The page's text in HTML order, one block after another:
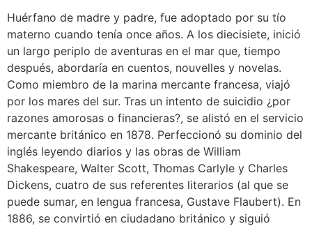
Huérfano de madre y padre, fue adoptado por su tío
materno cuando tenía once años. A los diecisiete, inició
un largo periplo de aventuras en el mar que, tiempo
después, abordaría en cuentos, nouvelles y novelas.
Como miembro de la marina mercante francesa, viajó
por los mares del sur. Tras un intento de suicidio ¿por
razones amorosas o financieras?, se alistó en el servicio
mercante británico en 1878. Perfeccionó su dominio del
inglés leyendo diarios y las obras de William
Shakespeare, Walter Scott, Thomas Carlyle y Charles
Dickens, cuatro de sus referentes literarios (al que se
puede sumar, en lengua francesa, Gustave Flaubert). En
1886, se convirtió en ciudadano británico y siguió